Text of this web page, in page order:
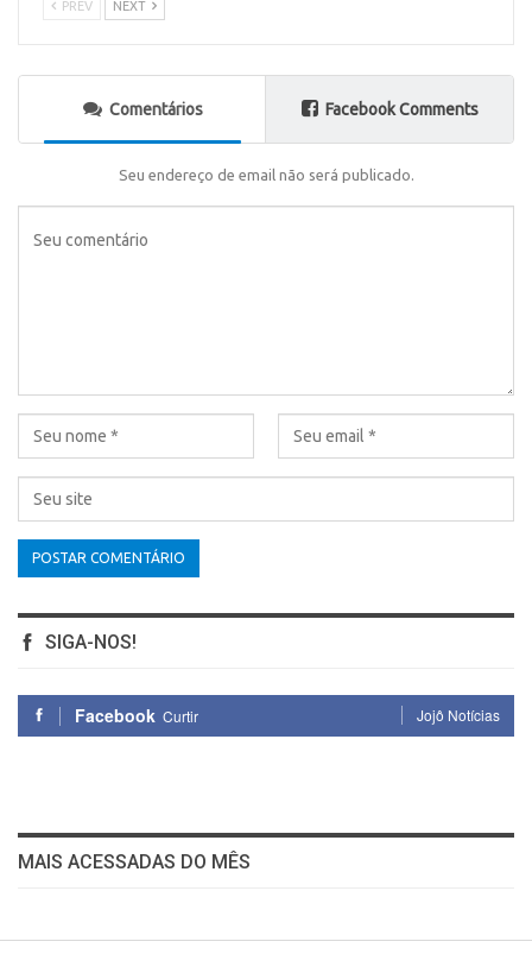
PREV NEXT
Comentários Facebook Comments
Seu endereço de email não será publicado.
SIGA-NOS!
Facebook Curtir Jojô Notícias
MAIS ACESSADAS DO MÊS